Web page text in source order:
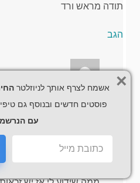
תודה מראש ורד
הגב
היי ורד,
אשמח לצרף אותך לניוזלטר
פוסטים חדשים ובנוסף גם
עם
×